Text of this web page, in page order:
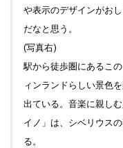
2025.04.20
Comments の「音楽
ップしました。 Top "
2025.04.13
Top "Field work
しました。
2025.04.09
や表示のデザインがお
だなと思う。
(写真右)
駅から徒歩圏にあるこ
ィンランドらしい景色
出ている。音楽に親し
イノ」は、シベリウス
る。